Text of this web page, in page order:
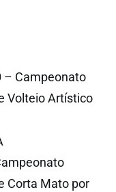
– Campeonato
Volteio Artístico
Corta Mato por